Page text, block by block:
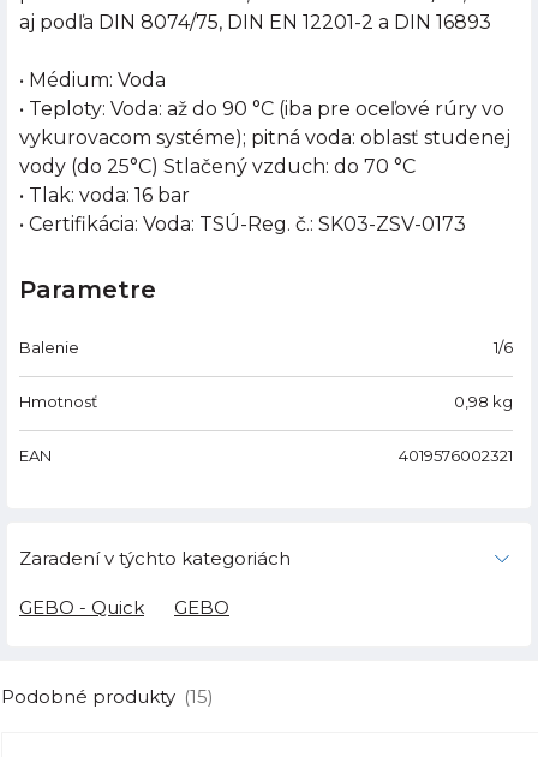
aj podľa DIN 8074/75, DIN EN 12201-2 a DIN 16893
• Médium: Voda
• Teploty: Voda: až do 90 °C (iba pre oceľové rúry vo
vykurovacom systéme); pitná voda: oblasť studenej
vody (do 25°C) Stlačený vzduch: do 70 °C
• Tlak: voda: 16 bar
• Certifikácia: Voda: TSÚ-Reg. č.: SK03-ZSV-0173
Parametre
Balenie 1/6
Hmotnosť 0,98 kg
EAN 4019576002321
Zaradení v týchto kategoriách
GEBO - Quick GEBO
Podobné produkty (15)